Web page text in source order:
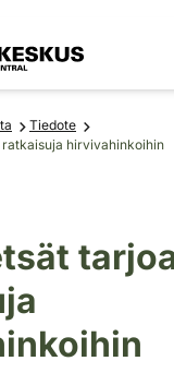
Tiedote
hirvivahinkoihin